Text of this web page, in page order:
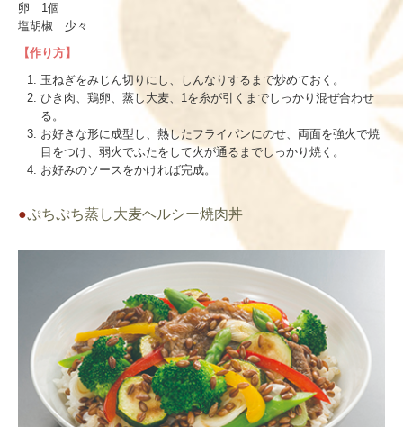
卵 1個
塩胡椒 少々
【作り方】
玉ねぎをみじん切りにし、しんなりするまで炒めておく。
ひき肉、鶏卵、蒸し大麦、1を糸が引くまでしっかり混ぜ合わせ
る。
お好きな形に成型し、熱したフライパンにのせ、両面を強火で焼
目をつけ、弱火でふたをして火が通るまでしっかり焼く。
お好みのソースをかければ完成。
●ぷちぷち蒸し大麦ヘルシー焼肉丼